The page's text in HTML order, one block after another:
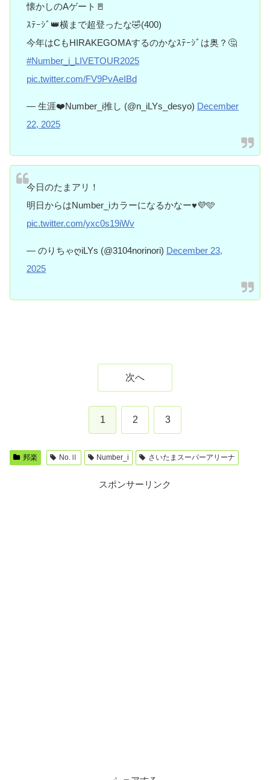
懐かしのAゲート🚪
ｽﾃｰｼﾞ👑横まで超登ったな🤣(400)
今年はCもHIRAKEGOMAするのかなｽﾃｰｼﾞは奥？🤔
#Number_i_LIVETOUR2025
pic.twitter.com/FV9PvAeIBd
— 生涯❤️Number_i推し (@n_iLYs_desyo) December
22, 2025
今日のたまアリ！
明日からはNumber_iカラーになるかなー♥️💜🩵
pic.twitter.com/yxc0s19iWv
— のりちゃღiLYs (@3104norinori) December 23,
2025
次へ
1 2 3
邦楽 No.Ⅱ Number_i さいたまスーパーアリーナ
スポンサーリンク